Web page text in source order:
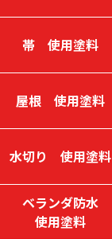
帯 使用塗料
屋根 使用塗料
水切り 使用塗料
ベランダ防水
使用塗料